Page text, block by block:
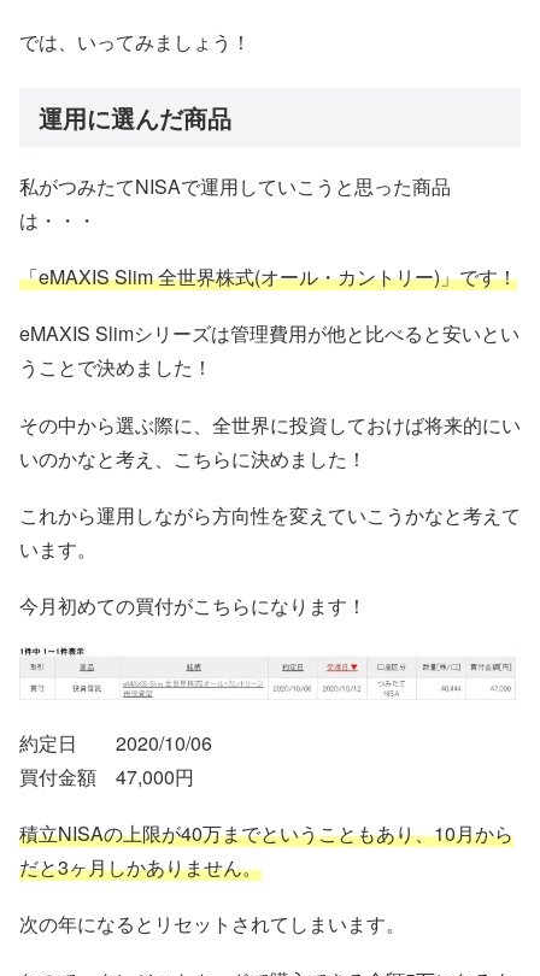
では、いってみましょう！
運用に選んだ商品
私がつみたてNISAで運用していこうと思った商品
は・・・
「eMAXIS Slim 全世界株式(オール・カントリー)」です！
eMAXIS Slimシリーズは管理費用が他と比べると安いとい
うことで決めました！
その中から選ぶ際に、全世界に投資しておけば将来的にい
いのかなと考え、こちらに決めました！
これから運用しながら方向性を変えていこうかなと考えて
います。
今月初めての買付がこちらになります！
約定日 2020/10/06
買付金額 47,000円
積立NISAの上限が40万までということもあり、10月から
だと3ヶ月しかありません。
次の年になるとリセットされてしまいます。